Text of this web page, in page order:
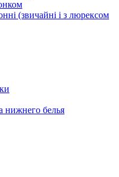
(звичайні і з люрексом
нижнего белья